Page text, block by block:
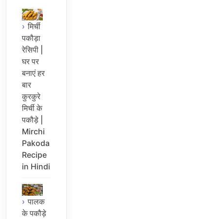
मिर्ची
पकौड़ा
रेसिपी |
घर पर
बनाएं हर
बार
कुरकुरे
मिर्ची के
पकौड़े |
Mirchi
Pakoda
Recipe
in Hindi
पालक
के पकौड़े